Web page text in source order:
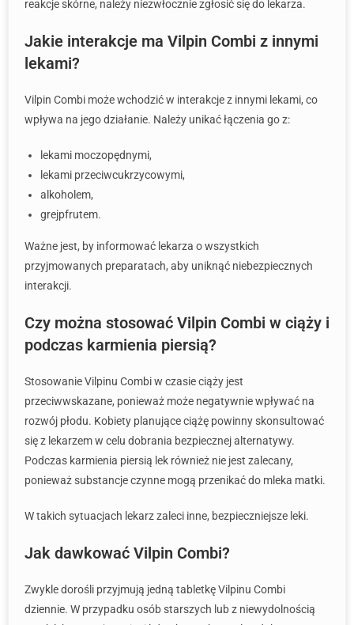
reakcje skórne, należy niezwłocznie zgłosić się do lekarza.
Jakie interakcje ma Vilpin Combi z innymi
lekami?
Vilpin Combi może wchodzić w interakcje z innymi lekami, co
wpływa na jego działanie. Należy unikać łączenia go z:
lekami moczopędnymi,
lekami przeciwcukrzycowymi,
alkoholem,
grejpfrutem.
Ważne jest, by informować lekarza o wszystkich
przyjmowanych preparatach, aby uniknąć niebezpiecznych
interakcji.
Czy można stosować Vilpin Combi w ciąży i
podczas karmienia piersią?
Stosowanie Vilpinu Combi w czasie ciąży jest
przeciwwskazane, ponieważ może negatywnie wpływać na
rozwój płodu. Kobiety planujące ciążę powinny skonsultować
się z lekarzem w celu dobrania bezpiecznej alternatywy.
Podczas karmienia piersią lek również nie jest zalecany,
ponieważ substancje czynne mogą przenikać do mleka matki.
W takich sytuacjach lekarz zaleci inne, bezpieczniejsze leki.
Jak dawkować Vilpin Combi?
Zwykle dorośli przyjmują jedną tabletkę Vilpinu Combi
dziennie. W przypadku osób starszych lub z niewydolnością